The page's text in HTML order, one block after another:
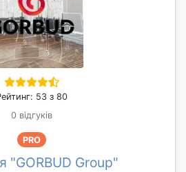
53 з 80
0 відгуків
PRO
"GORBUD Group"